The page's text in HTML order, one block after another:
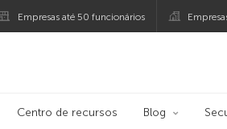
Empresas até 50 funcionários
Centro de recursos Blog